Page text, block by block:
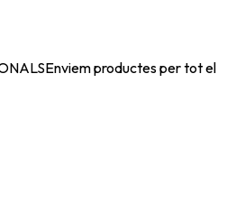
Enviem productes per tot el